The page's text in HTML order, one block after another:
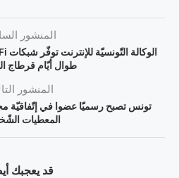
المنشور
طوال أيّام قرطاج
المنشور
تونس تصبح رسميّا عضوا في إتّفاقيّة
المعطيات
قد يعجبك